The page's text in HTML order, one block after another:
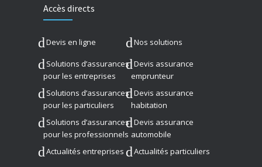
Accès directs
Devis en ligne Nos solutions
Solutions d’assurances
pour les entreprises
Devis assurance
emprunteur
Solutions d’assurances
pour les particuliers
Devis assurance
habitation
Solutions d’assurances
pour les professionnels
Devis assurance
automobile
Actualités entreprises
Actualités particuliers